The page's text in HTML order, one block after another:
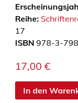
Reihe:
17
ISBN 978-3-
17,00 €
In den